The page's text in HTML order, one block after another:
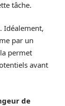
tâche.
. Idéalement,
par un
permet
avant
de